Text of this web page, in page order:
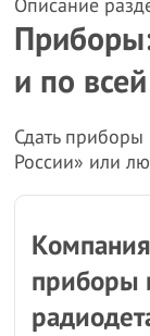
Описание
и по
Сдать
России» или
приборы